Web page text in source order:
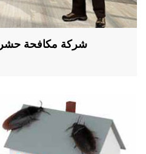
شركة مكافحة